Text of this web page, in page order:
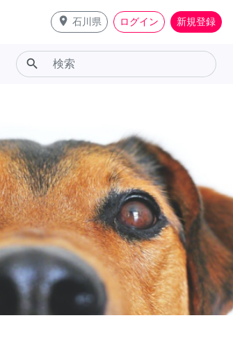
place 石川県 ログイン 新規登録
search